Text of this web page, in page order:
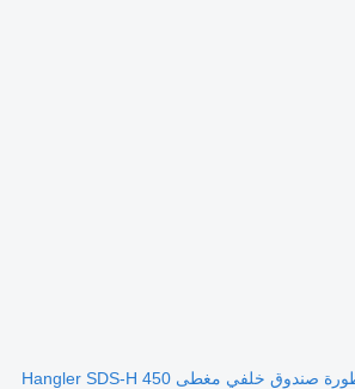
العربات نصف المقطورة صندوق خلفي مغطى Hangler SDS-H 450